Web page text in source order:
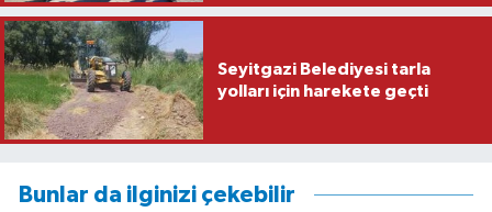
Seyitgazi Belediyesi tarla
yolları için harekete geçti
Bunlar da ilginizi çekebilir